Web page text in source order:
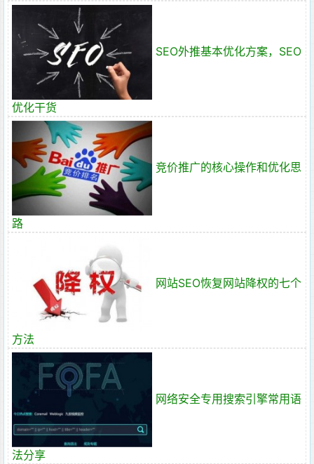
SEO外推基本优化方案，SEO
优化干货
竞价推广的核心操作和优化思
路
网站SEO恢复网站降权的七个
方法
网络安全专用搜索引擎常用语
法分享